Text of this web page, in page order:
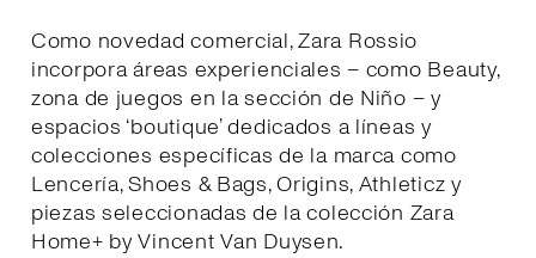
Como novedad comercial, Zara Rossio
incorpora áreas experienciales – como Beauty,
zona de juegos en la sección de Niño – y
espacios ‘boutique’ dedicados a líneas y
colecciones específicas de la marca como
Lencería, Shoes & Bags, Origins, Athleticz y
piezas seleccionadas de la colección Zara
Home+ by Vincent Van Duysen.